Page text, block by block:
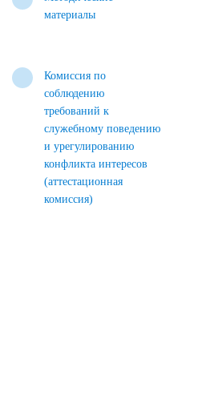
материалы
Комиссия по
соблюдению
требований к
служебному поведению
и урегулированию
конфликта интересов
(аттестационная
комиссия)